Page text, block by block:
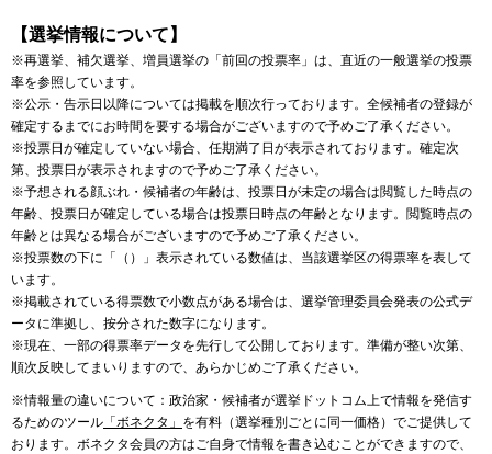
【選挙情報について】
※再選挙、補欠選挙、増員選挙の「前回の投票率」は、直近の一般選挙の投票
率を参照しています。
※公示・告示日以降については掲載を順次行っております。全候補者の登録が
確定するまでにお時間を要する場合がございますので予めご了承ください。
※投票日が確定していない場合、任期満了日が表示されております。確定次
第、投票日が表示されますので予めご了承ください。
※予想される顔ぶれ・候補者の年齢は、投票日が未定の場合は閲覧した時点の
年齢、投票日が確定している場合は投票日時点の年齢となります。閲覧時点の
年齢とは異なる場合がございますので予めご了承ください。
※投票数の下に「（）」表示されている数値は、当該選挙区の得票率を表して
います。
※掲載されている得票数で小数点がある場合は、選挙管理委員会発表の公式デ
ータに準拠し、按分された数字になります。
※現在、一部の得票率データを先行して公開しております。準備が整い次第、
順次反映してまいりますので、あらかじめご了承ください。
※情報量の違いについて：政治家・候補者が選挙ドットコム上で情報を発信す
るためのツール 「ボネクタ」 を有料（選挙種別ごとに同一価格）でご提供して
おります。ボネクタ会員の方はご自身で情報を書き込むことができますので、